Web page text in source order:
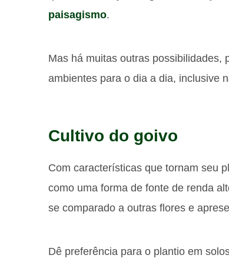
paisagismo.
Mas há muitas outras possibilidades,
ambientes para o dia a dia, inclusive
Cultivo do goivo
Com características que tornam seu
como uma forma de fonte de renda
se comparado a outras flores e
Dê preferência para o plantio em